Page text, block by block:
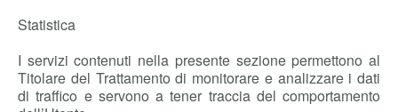
Statistica
I servizi contenuti nella presente sezione permettono al
Titolare del Trattamento di monitorare e analizzare i dati
di traffico e servono a tener traccia del comportamento